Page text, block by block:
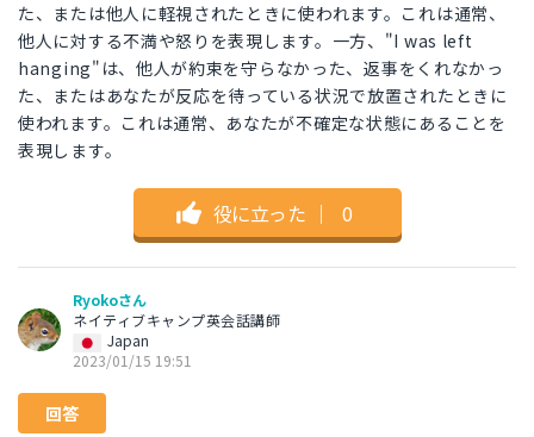
た、または他人に軽視されたときに使われます。これは通常、
他人に対する不満や怒りを表現します。一方、"I was left
hanging"は、他人が約束を守らなかった、返事をくれなかっ
た、またはあなたが反応を待っている状況で放置されたときに
使われます。これは通常、あなたが不確定な状態にあることを
表現します。
役に立った ｜ 0
Ryokoさん
ネイティブキャンプ英会話講師
Japan
2023/01/15 19:51
回答